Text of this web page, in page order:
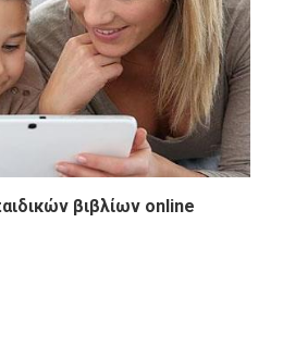
βιβλίων online